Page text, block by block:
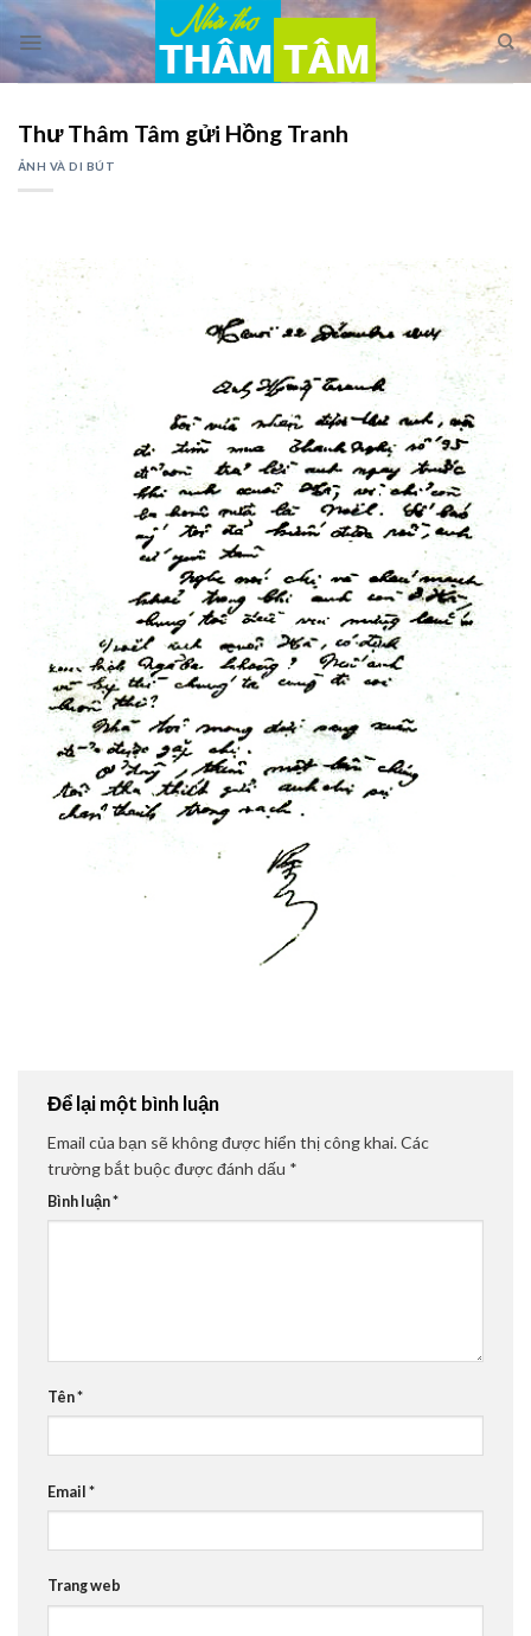
Skip
content
Thư Thâm Tâm gửi Hồng Tranh
ẢNH VÀ DI BÚT
Để lại một bình luận
Email của bạn sẽ không được hiển thị công khai.Các
trường bắt buộc được đánh dấu *
Bình luận*
Tên*
Email *
Trang web